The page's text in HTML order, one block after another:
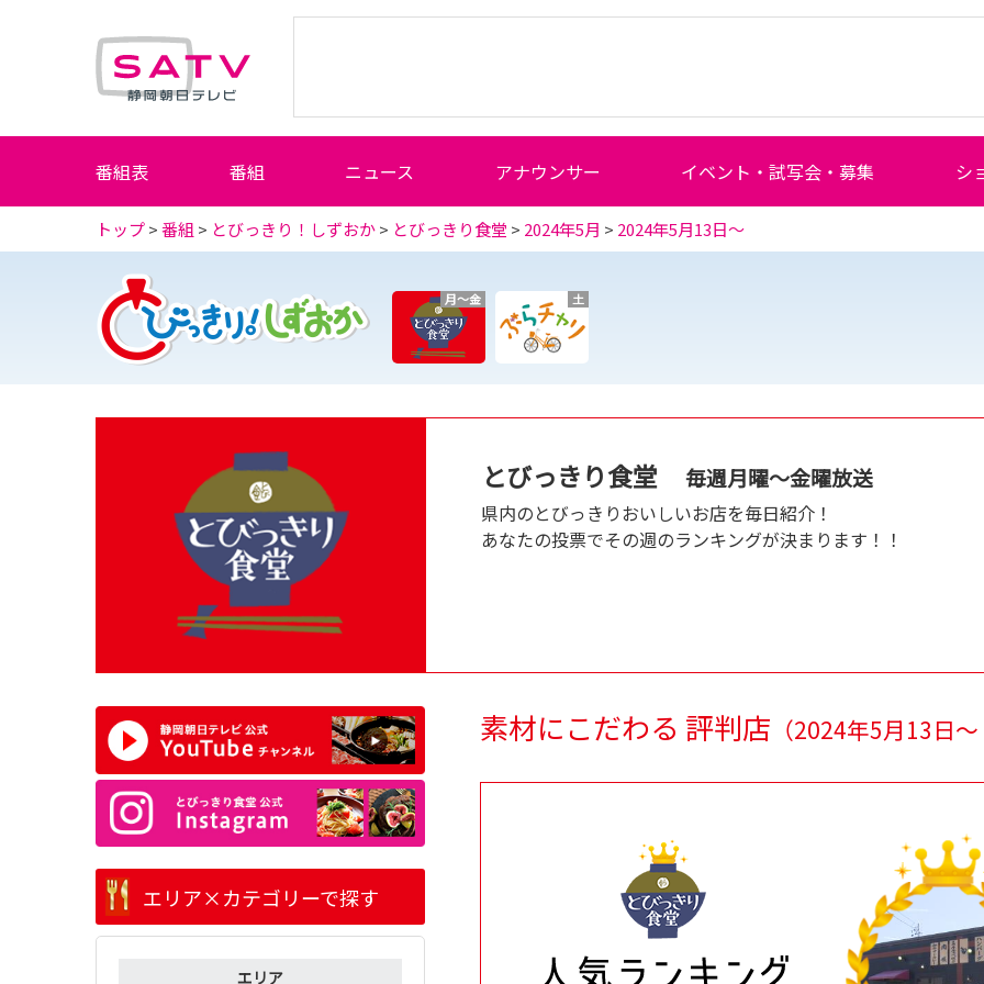
番組表 番組 ニュース アナウンサー イベント・試写会・募集 シ
トップ>番組 > とびっきり！しずおか> とびっきり食堂 > 2024年5月 > 2024年5月13日～
月～金 土
とびっきり食堂 毎週月曜～金曜放送
県内のとびっきりおいしいお店を毎日紹介！
あなたの投票でその週のランキングが決まります！！
素材にこだわる 評判店 （2024年5月13日～
エリア×カテゴリーで探す
エリア